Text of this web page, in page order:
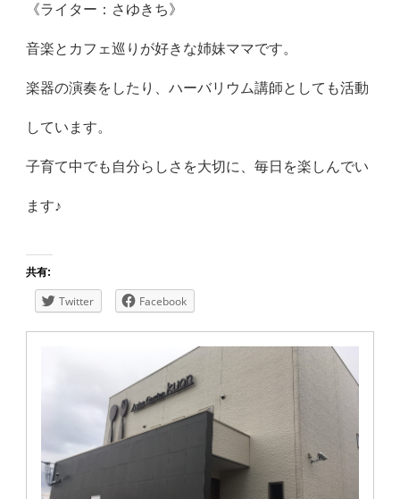
《ライター：さゆきち》
音楽とカフェ巡りが好きな姉妹ママです。
楽器の演奏をしたり、ハーバリウム講師としても活動
しています。
子育て中でも自分らしさを大切に、毎日を楽しんでい
ます♪
共有:
Twitter Facebook